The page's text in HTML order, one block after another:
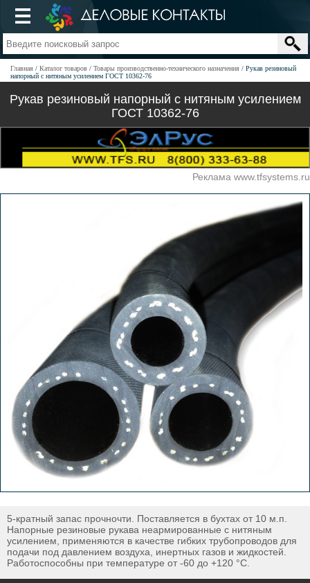
Главная Каталог товаров Товары производственно-технического назначения
Рукав резиновый
напорный с нитяным усилением ГОСТ 10362-76
Рукав резиновый напорный с нитяным усилением
ГОСТ 10362-76
Реклама www.tfsystems.ru
5-кратный запас прочночти. Поставляется в бухтах от 10 м.п.
Напорные резиновые рукава неармированные с нитяным
усилением, применяются в качестве гибких трубопроводов для
подачи под давлением воздуха, инертных газов и жидкостей.
Работоспособны при температуре от -60 до +120 °С.